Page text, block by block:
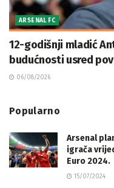
ARSENAL FC
12-godišnji mladić
budućnosti usred
06/08/2026
Popularno
Arsenal
igrača
Euro 2024.
15/07/2024